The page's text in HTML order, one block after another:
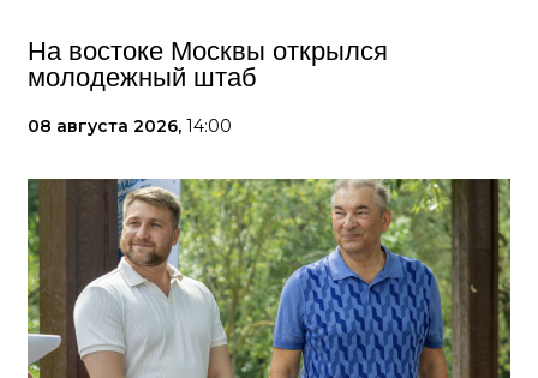
На востоке Москвы открылся
молодежный штаб
08 августа 2026, 14:00